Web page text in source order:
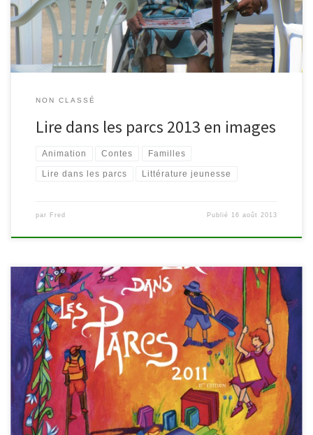
pour la promotion des livres de jeunesse).
NON CLASSÉ
Lire dans les parcs 2013 en images
Animation Contes Familles
Lire dans les parcs Littérature jeunesse
par Fred Publié 16 août 2013
Retrouvez nous dans les parcs pendant tout l’été pour partager un
moment de lecture et de détente sous un parasol. Malmedy: Les
vendredis 5 et 19 août à la plaine de jeux (Parcs des Tanneries) de
14h à 16h. Les vendredis 12 et 26 août au parc de la cathédrale
[…]